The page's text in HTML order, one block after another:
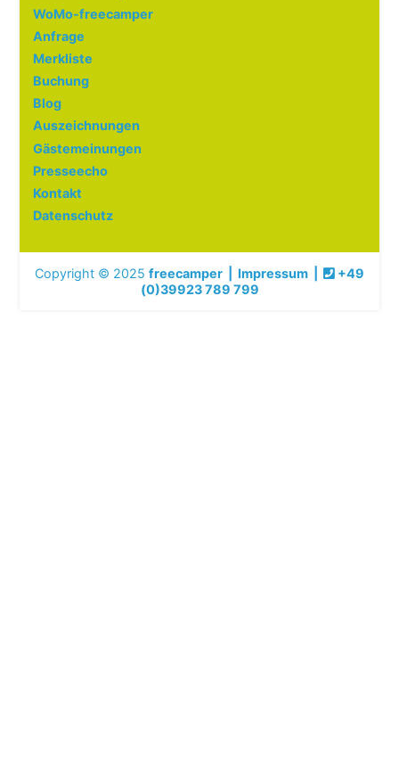
WoMo-freecamper
Anfrage
Merkliste
Buchung
Blog
Auszeichnungen
Gästemeinungen
Presseecho
Kontakt
Datenschutz
Copyright © 2025 freecamper Impressum
+49
(0)39923 789 799